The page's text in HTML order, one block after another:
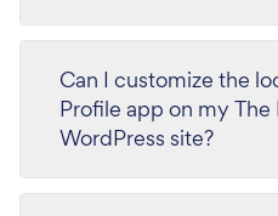
Can I customize the
Profile app on my The
WordPress site?